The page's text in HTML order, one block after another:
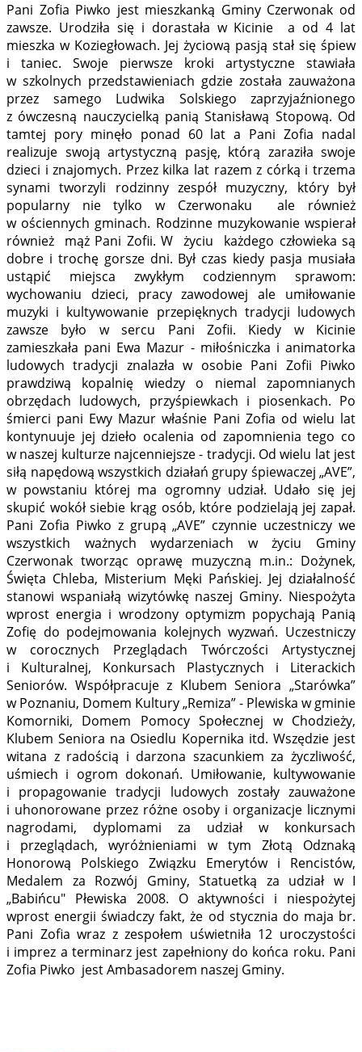
Pani Zofia Piwko jest mieszkanką Gminy Czerwonak od
zawsze. Urodziła się i dorastała w Kicinie a od 4 lat
mieszka w Koziegłowach. Jej życiową pasją stał się śpiew
i taniec. Swoje pierwsze kroki artystyczne stawiała
w szkolnych przedstawieniach gdzie została zauważona
przez samego Ludwika Solskiego zaprzyjaźnionego
z ówczesną nauczycielką panią Stanisławą Stopową. Od
tamtej pory minęło ponad 60 lat a Pani Zofia nadal
realizuje swoją artystyczną pasję, którą zaraziła swoje
dzieci i znajomych. Przez kilka lat razem z córką i trzema
synami tworzyli rodzinny zespół muzyczny, który był
popularny nie tylko w Czerwonaku ale również
w ościennych gminach. Rodzinne muzykowanie wspierał
również mąż Pani Zofii. W życiu każdego człowieka są
dobre i trochę gorsze dni. Był czas kiedy pasja musiała
ustąpić miejsca zwykłym codziennym sprawom:
wychowaniu dzieci, pracy zawodowej ale umiłowanie
muzyki i kultywowanie przepięknych tradycji ludowych
zawsze było w sercu Pani Zofii. Kiedy w Kicinie
zamieszkała pani Ewa Mazur - miłośniczka i animatorka
ludowych tradycji znalazła w osobie Pani Zofii Piwko
prawdziwą kopalnię wiedzy o niemal zapomnianych
obrzędach ludowych, przyśpiewkach i piosenkach. Po
śmierci pani Ewy Mazur właśnie Pani Zofia od wielu lat
kontynuuje jej dzieło ocalenia od zapomnienia tego co
w naszej kulturze najcenniejsze - tradycji. Od wielu lat jest
siłą napędową wszystkich działań grupy śpiewaczej „AVE”,
w powstaniu której ma ogromny udział. Udało się jej
skupić wokół siebie krąg osób, które podzielają jej zapał.
Pani Zofia Piwko z grupą „AVE” czynnie uczestniczy we
wszystkich ważnych wydarzeniach w życiu Gminy
Czerwonak tworząc oprawę muzyczną m.in.: Dożynek,
Święta Chleba, Misterium Męki Pańskiej. Jej działalność
stanowi wspaniałą wizytówkę naszej Gminy. Niespożyta
wprost energia i wrodzony optymizm popychają Panią
Zofię do podejmowania kolejnych wyzwań. Uczestniczy
w corocznych Przeglądach Twórczości Artystycznej
i Kulturalnej, Konkursach Plastycznych i Literackich
Seniorów. Współpracuje z Klubem Seniora „Starówka”
w Poznaniu, Domem Kultury „Remiza” - Plewiska w gminie
Komorniki, Domem Pomocy Społecznej w Chodzieży,
Klubem Seniora na Osiedlu Kopernika itd. Wszędzie jest
witana z radością i darzona szacunkiem za życzliwość,
uśmiech i ogrom dokonań. Umiłowanie, kultywowanie
i propagowanie tradycji ludowych zostały zauważone
i uhonorowane przez różne osoby i organizacje licznymi
nagrodami, dyplomami za udział w konkursach
i przeglądach, wyróżnieniami w tym Złotą Odznaką
Honorową Polskiego Związku Emerytów i Rencistów,
Medalem za Rozwój Gminy, Statuetką za udział w I
„Babińcu" Płewiska 2008. O aktywności i niespożytej
wprost energii świadczy fakt, że od stycznia do maja br.
Pani Zofia wraz z zespołem uświetniła 12 uroczystości
i imprez a terminarz jest zapełniony do końca roku. Pani
Zofia Piwko jest Ambasadorem naszej Gminy.